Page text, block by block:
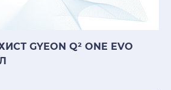
GYEON Q² ONE EVO